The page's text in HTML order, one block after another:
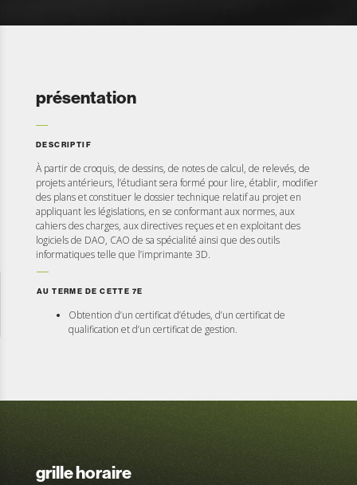
présentation
DESCRIPTIF
À partir de croquis, de dessins, de notes de calcul, de relevés, de
projets antérieurs, l’étudiant sera formé pour lire, établir, modifier
des plans et constituer le dossier technique relatif au projet en
appliquant les législations, en se conformant aux normes, aux
cahiers des charges, aux directives reçues et en exploitant des
logiciels de DAO, CAO de sa spécialité ainsi que des outils
informatiques telle que l’imprimante 3D.
AU TERME DE CETTE 7E
Obtention d’un certificat d’études, d’un certificat de
qualification et d’un certificat de gestion.
grille horaire